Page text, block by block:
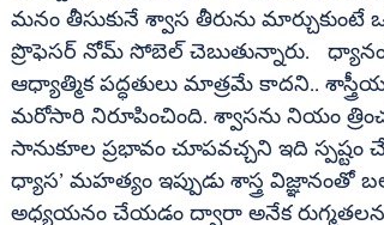
మనం తీసుకునే శ్వాస తీరును
ప్రొఫెసర్‌ నోమ్‌ సోబెల్‌ చెబుతున్నారు.   ధ్యానం, శ్వాసా భ్యాసం (ప్రాణాయామం) వంటి యోగా పద్ధతులు
ఆధ్యాత్మిక పద్ధతులు మాత్రమే కాదని..
మరోసారి నిరూపించింది. శ్వాసను నియం
సానుకూల ప్రభావం చూపవచ్చని ఇది
ధ్యాస’ మహత్యం ఇప్పుడు శాస్త్ర విజ్ఞానంతో
అధ్యయనం చేయడం ద్వారా అనేక